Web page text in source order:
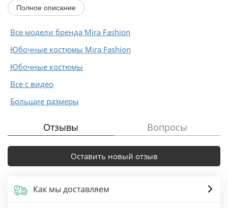
Полное описание
Все модели бренда Mira Fashion
Юбочные костюмы Mira Fashion
Юбочные костюмы
Все с видео
Большие размеры
Отзывы Вопросы
Оставить новый отзыв
Как мы доставляем